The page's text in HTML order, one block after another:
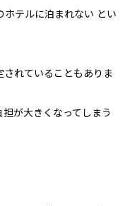
ホテルに泊まれない とい
れていることもありま
が大きくなってしまう